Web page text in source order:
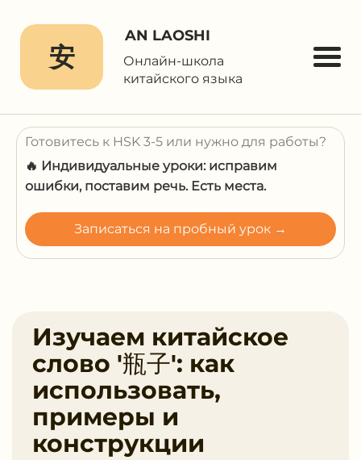
安
AN LAOSHI
Онлайн-школа
китайского языка
Готовитесь к HSK 3-5 или нужно для работы?
🔥 Индивидуальные уроки: исправим
ошибки, поставим речь. Есть места.
Записаться на пробный урок →
Изучаем китайское
слово '瓶子': как
использовать,
примеры и
конструкции